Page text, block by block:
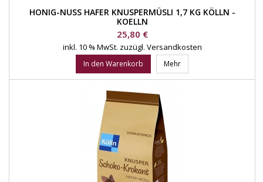
HONIG-NUSS HAFER KNUSPERMÜSLI 1,7 KG KÖLLN -
KOELLN
Preis
25,80 €
inkl. 10 % MwSt. zuzügl. Versandkosten
In den Warenkorb Mehr